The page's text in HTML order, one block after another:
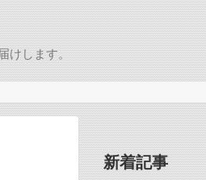
けします。
新着記事